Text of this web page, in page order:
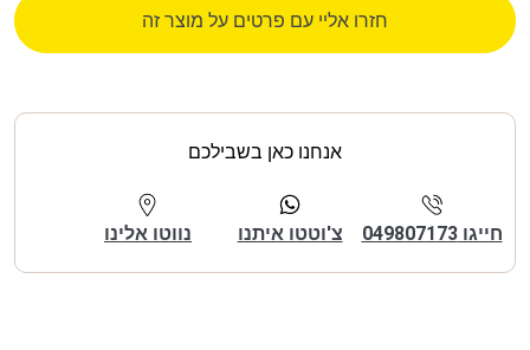
חזרו אליי עם פרטים על מוצר זה
אנחנו כאן בשבילכם
חייגו 049807173 צ'וטטו איתנו נווטו אלינו